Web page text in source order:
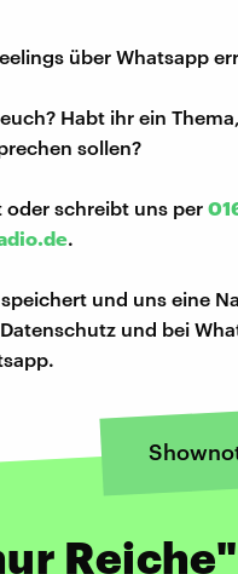
über Whatsapp
Habt ihr ein
sollen?
schreibt uns per
.
und uns eine
und bei
Reiche"